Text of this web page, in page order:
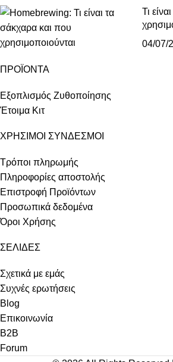
Τι
04/07/
ΠΡΟΪΟΝΤΑ
Εξοπλισμός Ζυθοποίησης
Έτοιμα Κιτ
ΧΡΗΣΙΜΟΙ ΣΥΝΔΕΣΜΟΙ
Τρόποι πληρωμής
Πληροφορίες αποστολής
Επιστροφή Προϊόντων
Προσωπικά δεδομένα
Όροι Χρήσης
ΣΕΛΙΔΕΣ
Σχετικά με εμάς
Συχνές ερωτήσεις
Blog
Επικοινωνία
Β2Β
Forum